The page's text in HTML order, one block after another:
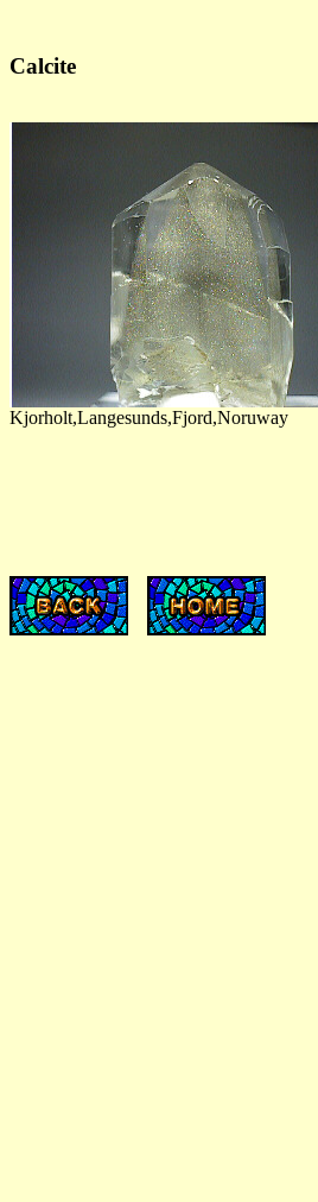
Calcite
Kjorholt,Langesunds,Fjord,Noruway